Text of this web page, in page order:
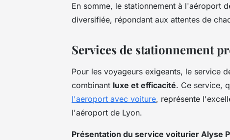
En somme, le stationnement à l'aéroport
diversifiée, répondant aux attentes de
Services de stationnement
Pour les voyageurs exigeants, le service
combinant luxe et efficacité. Ce service,
l'aeroport avec voiture, représente
l'aéroport de Lyon.
Présentation du service voiturier Alyse